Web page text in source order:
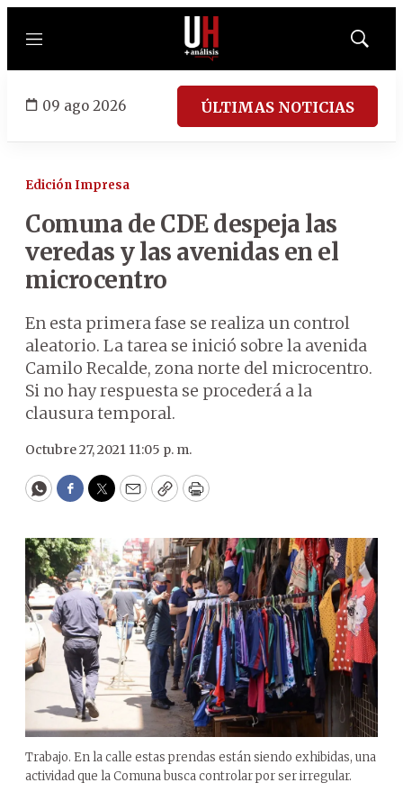
Menú
Mostrar
09 ago 2026 ÚLTIMAS NOTICIAS
Edición Impresa
Comuna de CDE despeja las
veredas y las avenidas en el
microcentro
En esta primera fase se realiza un control
aleatorio. La tarea se inició sobre la avenida
Camilo Recalde, zona norte del microcentro.
Si no hay respuesta se procederá a la
clausura temporal.
Octubre 27, 2021 11:05 p. m.
WhatsApp
Facebook
Twitter
EmailCopyPrint
Trabajo. En la calle estas prendas están siendo exhibidas, una
actividad que la Comuna busca controlar por ser irregular.